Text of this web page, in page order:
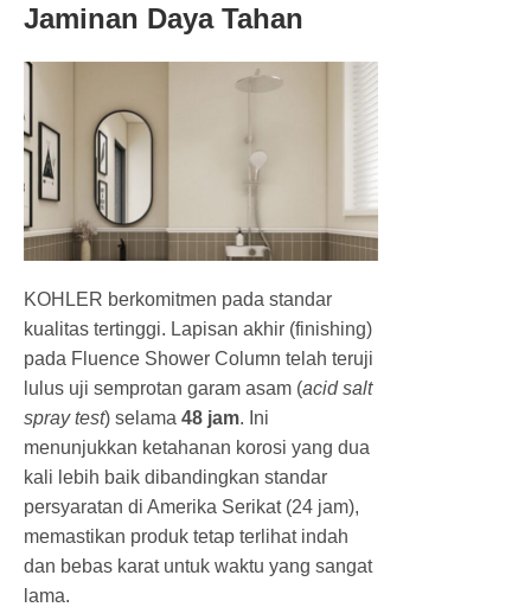
Jaminan Daya Tahan
KOHLER berkomitmen pada standar
kualitas tertinggi. Lapisan akhir (finishing)
pada Fluence Shower Column telah teruji
lulus uji semprotan garam asam (acid salt
spray test) selama 48 jam. Ini
menunjukkan ketahanan korosi yang dua
kali lebih baik dibandingkan standar
persyaratan di Amerika Serikat (24 jam),
memastikan produk tetap terlihat indah
dan bebas karat untuk waktu yang sangat
lama.